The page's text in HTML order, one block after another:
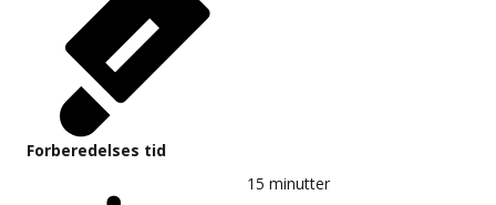
Forberedelses tid
15 minutter